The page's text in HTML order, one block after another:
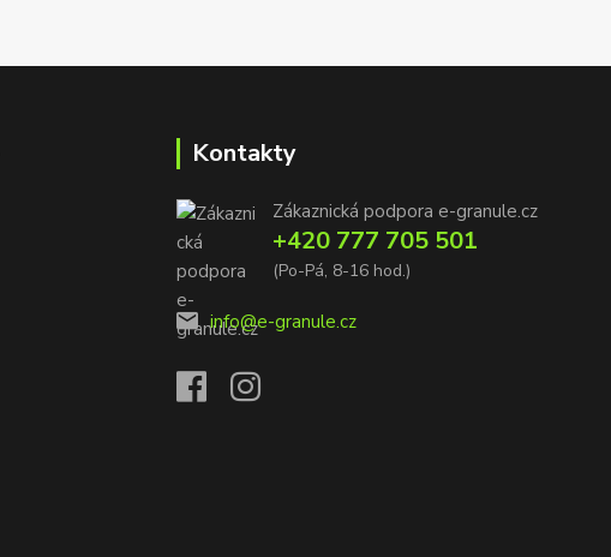
Kontakty
Zákaznická podpora e-granule.cz
+420 777 705 501
(Po-Pá, 8-16 hod.)
info@e-granule.cz